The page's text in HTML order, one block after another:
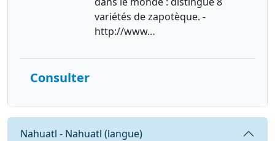
variétés de zapotèque. -
http://www…
Consulter
Requête
Nahuatl - Nahuatl (langue)